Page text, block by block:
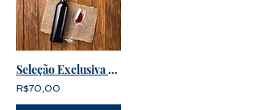
Seleção Exclusiva de Vinhos Argentinos
R$70,00